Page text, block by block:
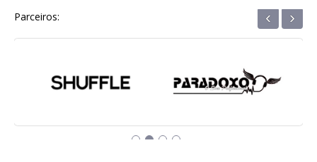
Parceiros: ‹ ›